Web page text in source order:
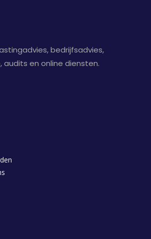
bedrijfsadvies,
en online diensten.